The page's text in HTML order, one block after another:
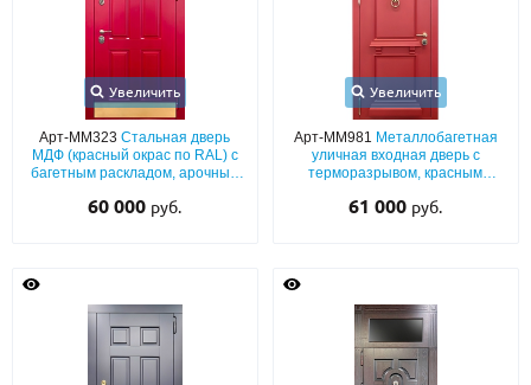
Увеличить
Арт-ММ323Стальная дверь
МДФ (красный окрас по RAL) с
багетным раскладом, арочным
60 000 руб.
Увеличить
Арт-ММ981 Металлобагетная
уличная входная дверь с
терморазрывом, красным
кнокером и карнизом
61 000 руб.